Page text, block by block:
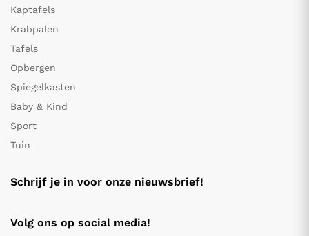
Kaptafels
Krabpalen
Tafels
Opbergen
Spiegelkasten
Baby & Kind
Sport
Tuin
Schrijf je in voor onze nieuwsbrief!
Volg ons op social media!